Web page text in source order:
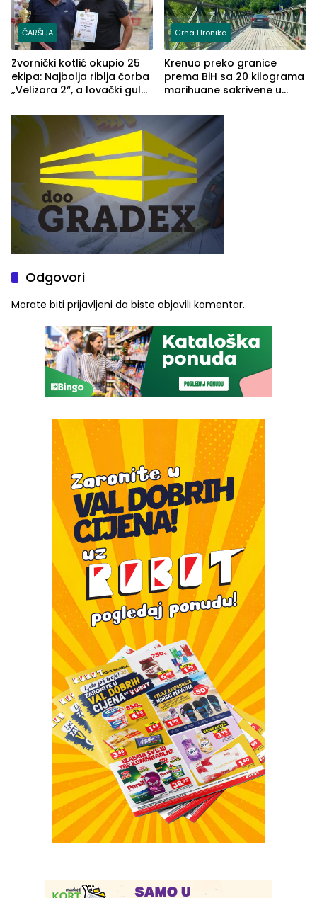
ČARŠIJA
Zvornički kotlić okupio 25
ekipa: Najbolja riblja čorba
„Velizara 2“, a lovački gulaš
Crna Hronika
Krenuo preko granice
prema BiH sa 20 kilograma
marihuane sakrivene u
Odgovori
Morate biti prijavljeni da biste objavili komentar.